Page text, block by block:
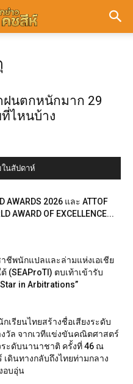
ฝนตกหนักมาก 29
ที่ไหนบ้าง
นสัปดาห์
AWARDS 2026 และ ATTOF
AWARD OF EXCELLENCE...
ชีพนักแปลและล่ามแห่งเอเชีย
(SEAProTI) ตบเท้าเข้ารับ
in Arbitrations”
เรียนไทยสร้างชื่อเสียงระดับ
งวัล จากเวทีแข่งขันคณิตศาสตร์
ะดับนานาชาติ ครั้งที่ 46 ณ
เดินทางกลับถึงไทยท่ามกลาง
อบอุ่น